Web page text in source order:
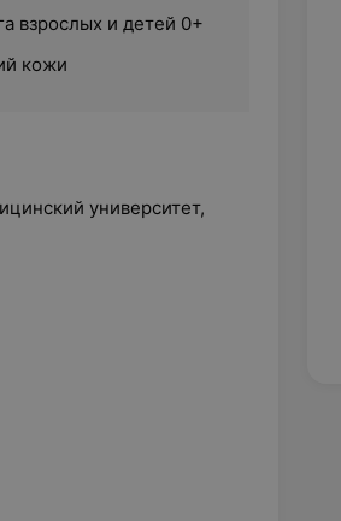
взрослых и детей 0+
кожи
университет,